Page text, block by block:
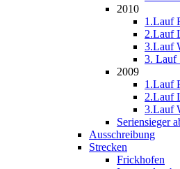
2010
1.Lauf
2.Lauf
3.Lauf
3. Lauf
2009
1.Lauf
2.Lauf
3.Lauf
Seriensieger
Ausschreibung
Strecken
Frickhofen